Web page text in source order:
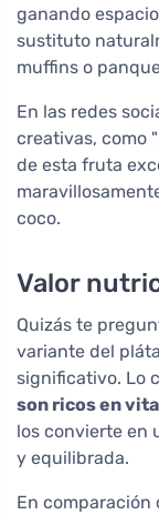
ganando
sustituto
muffins o
En las redes
creativas, como
de esta fruta
coco.
Valor
Quizás te
variante del
significativo. Lo
son ricos en
los convierte en
y equilibrada.
En comparación